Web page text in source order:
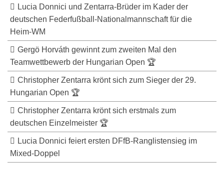
Lucia Donnici und Zentarra-Brüder im Kader der
deutschen Federfußball-Nationalmannschaft für die
Heim-WM
Gergö Horváth gewinnt zum zweiten Mal den
Teamwettbewerb der Hungarian Open 🏆
Christopher Zentarra krönt sich zum Sieger der 29.
Hungarian Open 🏆
Christopher Zentarra krönt sich erstmals zum
deutschen Einzelmeister 🏆
Lucia Donnici feiert ersten DFfB-Ranglistensieg im
Mixed-Doppel